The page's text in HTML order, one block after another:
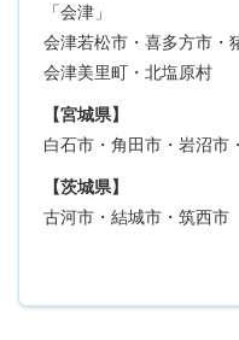
「会津」
会津若松市・喜多方市・
会津美里町・北塩原村
【宮城県】
白石市・角田市・岩沼市
【茨城県】
古河市・結城市・筑西市